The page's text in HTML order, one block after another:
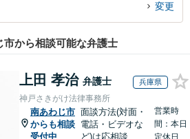
変更
から相談可能な弁護士
上田 孝治 弁護士 兵庫県
神戸さきがけ法律事務所
南あわじ市
からも相談
受付中
面談方法(対面・
電話・ビデオな
ど)は応相談
営業時
間：本日
定休日